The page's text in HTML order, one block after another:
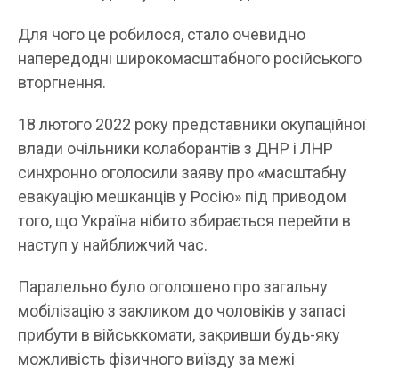
Для чого це робилося, стало очевидно
напередодні широкомасштабного російського
вторгнення.
18 лютого 2022 року представники окупаційної
влади очільники колаборантів з ДНР і ЛНР
синхронно оголосили заяву про «масштабну
евакуацію мешканців у Росію» під приводом
того, що Україна нібито збирається перейти в
наступ у найближчий час.
Паралельно було оголошено про загальну
мобілізацію з закликом до чоловіків у запасі
прибути в військкомати, закривши будь-яку
можливість фізичного виїзду за межі